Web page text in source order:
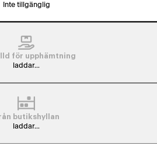
Inte tillgänglig
för upphämtning
laddar...
butikshyllan
laddar...